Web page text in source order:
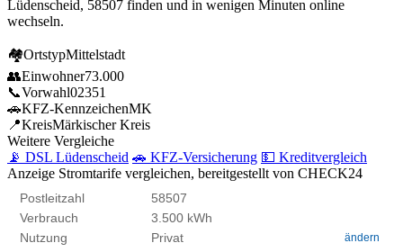
Lüdenscheid, 58507 finden und in wenigen Minuten online
wechseln.
🏘OrtstypMittelstadt
👥Einwohner73.000
📞Vorwahl02351
🚗KFZ-KennzeichenMK
📍KreisMärkischer Kreis
Weitere Vergleiche
📡 DSL Lüdenscheid 🚗 KFZ-Versicherung 💵 Kreditvergleich
Anzeige Stromtarife vergleichen, bereitgestellt von CHECK24